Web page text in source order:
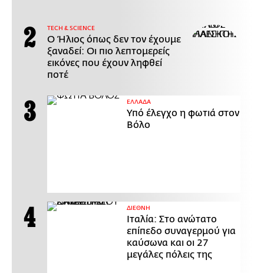
ΤECH & SCIENCE
Ο Ήλιος όπως δεν τον έχουμε
ξαναδεί: Οι πιο λεπτομερείς
εικόνες που έχουν ληφθεί
ποτέ
ΕΛΛΑΔΑ
Υπό έλεγχο η φωτιά στον
Βόλο
ΔΙΕΘΝΗ
Ιταλία: Στο ανώτατο
επίπεδο συναγερμού για
καύσωνα και οι 27
μεγάλες πόλεις της